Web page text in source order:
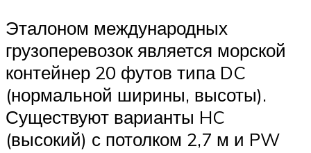
Эталоном международных
грузоперевозок является морской
контейнер 20 футов типа DC
(нормальной ширины, высоты).
Существуют варианты HC
(высокий) с потолком 2,7 м и PW